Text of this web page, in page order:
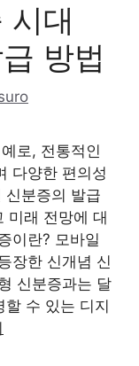
시대
방법
로, 전통적인
다양한 편의성
신분증의 발급
미래 전망에 대
이란? 모바일
장한 신개념 신
신분증과는 달
할 수 있는 디지